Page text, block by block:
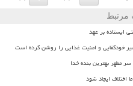
مرتبط
ایستاده بر عهد
خودکفایی و امنیت غذایی را روشن کرده است
مطهر بهترین بنده خدا
اختلاف ایجاد شود